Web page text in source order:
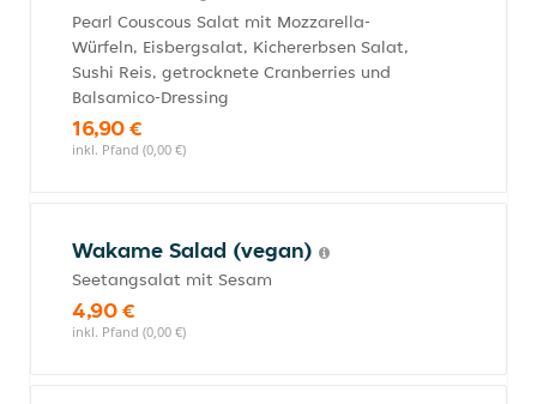
Pearl Couscous Salat mit Mozzarella-
Würfeln, Eisbergsalat, Kichererbsen Salat,
Sushi Reis, getrocknete Cranberries und
Balsamico-Dressing
16,90 €
inkl. Pfand (0,00 €)
Wakame Salad (vegan)
Seetangsalat mit Sesam
4,90 €
inkl. Pfand (0,00 €)